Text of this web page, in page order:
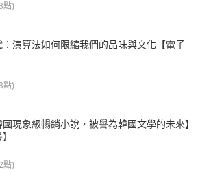
點)
：演算法如何限縮我們的品味與文化【電子
點)
現象級暢銷小說，被譽為韓國文學的未來】
點)